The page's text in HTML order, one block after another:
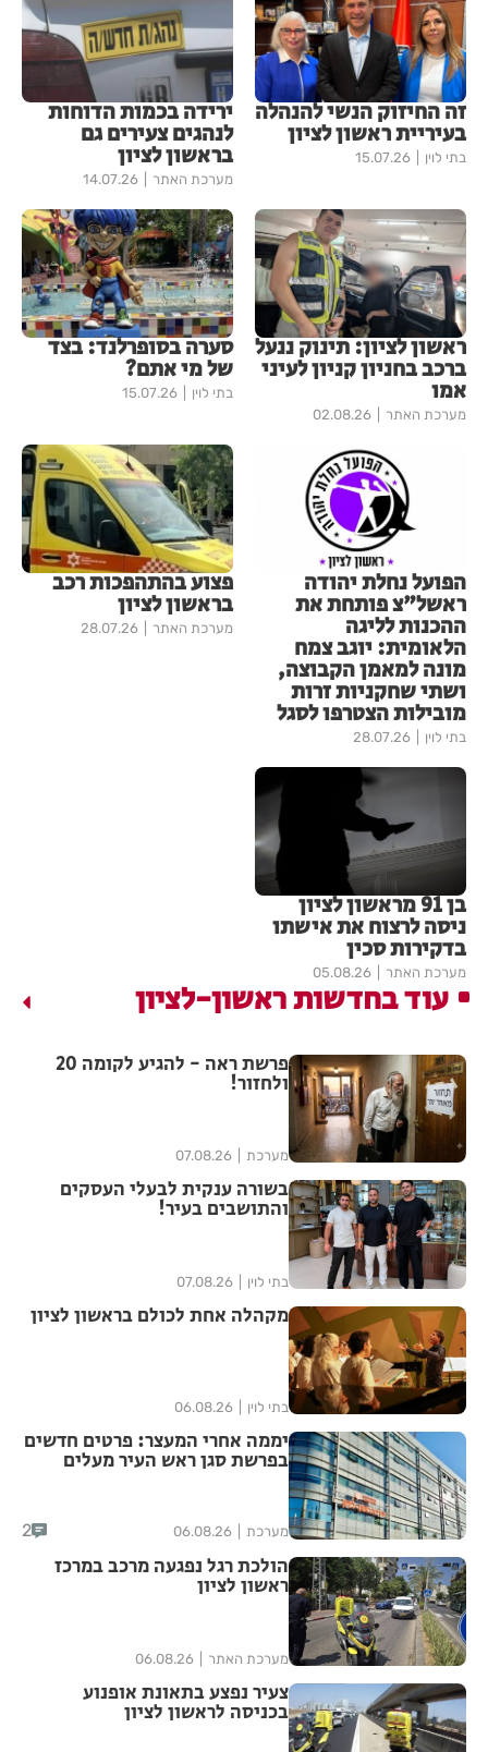
זה החיזוק הנשי להנהלה
בעיריית ראשון לציון
בתי לוין 15.07.26
ירידה בכמות הדוחות
לנהגים צעירים גם
בראשון לציון
מערכת האתר 14.07.26
ראשון לציון: תינוק ננעל
ברכב בחניון קניון לעיני
אמו
מערכת האתר 02.08.26
סערה בסופרלנד: בצד
של מי אתם?
בתי לוין 15.07.26
הפועל נחלת יהודה
ראשל"צ פותחת את
ההכנות לליגה
הלאומית: יוגב צמח
מונה למאמן הקבוצה,
ושתי שחקניות זרות
מובילות הצטרפו לסגל
בתי לוין 28.07.26
פצוע בהתהפכות רכב
בראשון לציון
מערכת האתר 28.07.26
בן 91 מראשון לציון
ניסה לרצוח את אישתו
בדקירות סכין
מערכת האתר 05.08.26
עוד בחדשות ראשון-לציון
פרשת ראה - להגיע לקומה 20
ולחזור!
מערכת 07.08.26
בשורה ענקית לבעלי העסקים
והתושבים בעיר!
בתי לוין 07.08.26
מקהלה אחת לכולם בראשון לציון
בתי לוין 06.08.26
יממה אחרי המעצר: פרטים חדשים
בפרשת סגן ראש העיר מעלים
מערכת 06.08.26
2
הולכת רגל נפגעה מרכב במרכז
ראשון לציון
מערכת האתר 06.08.26
צעיר נפצע בתאונת אופנוע
בכניסה לראשון לציון